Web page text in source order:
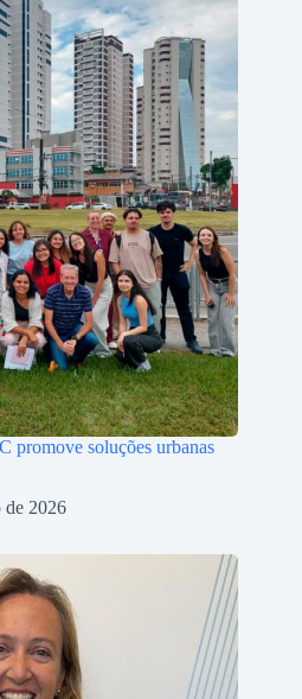
promove soluções urbanas
de 2026